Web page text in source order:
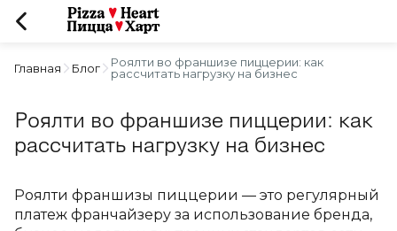
Главная Блог
Роялти во франшизе пиццерии: как
рассчитать нагрузку на бизнес
Роялти во франшизе пиццерии: как
рассчитать нагрузку на бизнес
Роялти франшизы пиццерии — это регулярный
платеж франчайзеру за использование бренда,